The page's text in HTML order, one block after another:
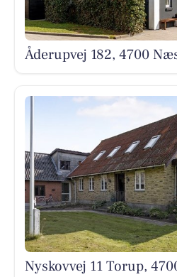
Åderupvej 182, 4700
Nyskovvej 11 Torup,